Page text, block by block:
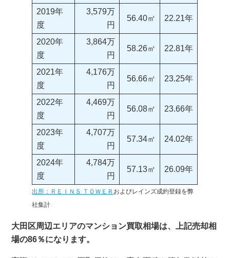
2019年
度
3,579万
円
56.40㎡ 22.21年
2020年
度
3,864万
円
58.26㎡ 22.81年
2021年
度
4,176万
円
56.66㎡ 23.25年
2022年
度
4,469万
円
56.08㎡ 23.66年
2023年
度
4,707万
円
57.34㎡ 24.02年
2024年
度
4,784万
円
57.13㎡ 26.09年
出所：ＲＥＩＮＳ ＴＯＷＥＲ およびレインズ成約登録を弊
社集計
大田区周辺エリアのマンション買取相場は、上記売却相
場の86％になります。